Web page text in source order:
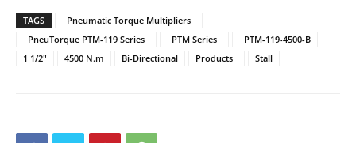
TAGS
Pneumatic Torque Multipliers
PneuTorque PTM-119 Series
PTM Series
PTM-119-4500-B
1 1/2"
4500 N.m Bi-Directional Products Stall